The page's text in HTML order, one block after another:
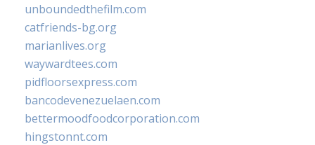
unboundedthefilm.com
catfriends-bg.org
marianlives.org
waywardtees.com
pidfloorsexpress.com
bancodevenezuelaen.com
bettermoodfoodcorporation.com
hingstonnt.com